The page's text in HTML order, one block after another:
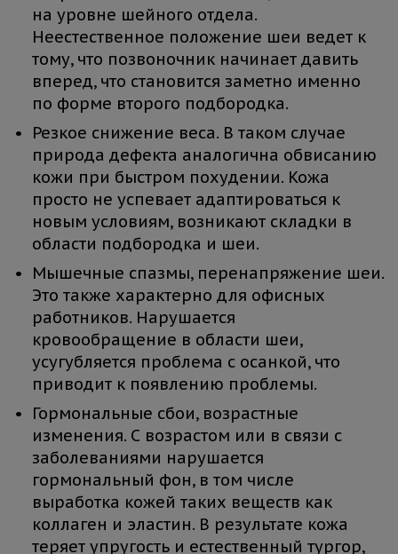
на уровне шейного отдела.
Неестественное положение шеи ведет к
тому, что позвоночник начинает давить
вперед, что становится заметно именно
по форме второго подбородка.
Резкое снижение веса. В таком случае
природа дефекта аналогична обвисанию
кожи при быстром похудении. Кожа
просто не успевает адаптироваться к
новым условиям, возникают складки в
области подбородка и шеи.
Мышечные спазмы, перенапряжение шеи.
Это также характерно для офисных
работников. Нарушается
кровообращение в области шеи,
усугубляется проблема с осанкой, что
приводит к появлению проблемы.
Гормональные сбои, возрастные
изменения. С возрастом или в связи с
заболеваниями нарушается
гормональный фон, в том числе
выработка кожей таких веществ как
коллаген и эластин. В результате кожа
теряет упругость и естественный тургор,